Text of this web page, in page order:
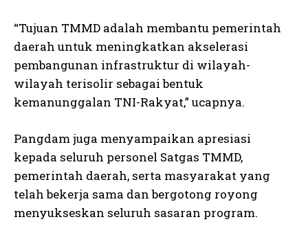
“Tujuan TMMD adalah membantu pemerintah
daerah untuk meningkatkan akselerasi
pembangunan infrastruktur di wilayah-
wilayah terisolir sebagai bentuk
kemanunggalan TNI-Rakyat,” ucapnya.
Pangdam juga menyampaikan apresiasi
kepada seluruh personel Satgas TMMD,
pemerintah daerah, serta masyarakat yang
telah bekerja sama dan bergotong royong
menyukseskan seluruh sasaran program.